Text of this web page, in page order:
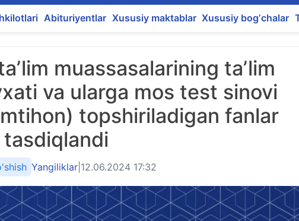
Abituriyentlar Xususiy maktablar Xususiy bog‘chalar
muassasalarining taʼlim
va ularga mos test sinovi
topshiriladigan fanlar
Yangiliklar 12.06.2024 17:32